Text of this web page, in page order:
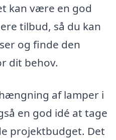
kan være en god
tilbud, så du kan
og finde den
dit behov.
af lamper i
en god idé at tage
projektbudget. Det